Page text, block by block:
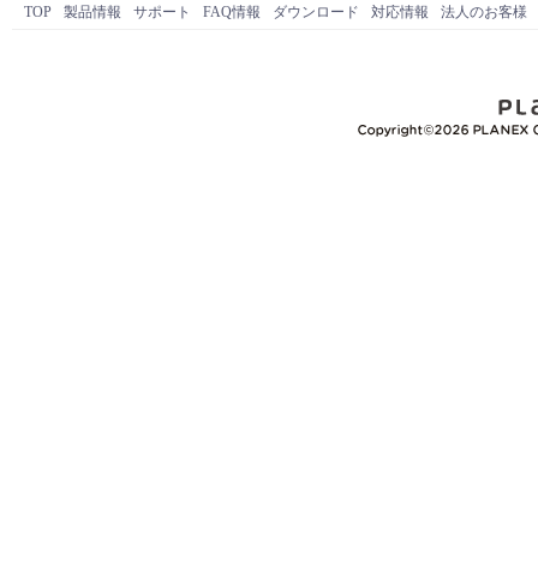
TOP 製品情報 サポート FAQ情報 ダウンロード 対応情報 法人のお客様